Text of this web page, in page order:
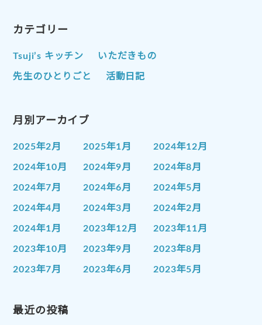
カテゴリー
Tsuji’s キッチン いただきもの
先生のひとりごと 活動日記
月別アーカイブ
2025年2月 2025年1月 2024年12月
2024年10月 2024年9月 2024年8月
2024年7月 2024年6月 2024年5月
2024年4月 2024年3月 2024年2月
2024年1月 2023年12月 2023年11月
2023年10月 2023年9月 2023年8月
2023年7月 2023年6月 2023年5月
2023年1月
最近の投稿